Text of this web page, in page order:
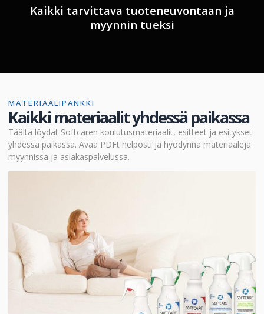
Kaikki tarvittava tuoteneuvontaan ja
myynnin tueksi
MATERIAALIPANKKI
Kaikki materiaalit yhdessä paikassa
Täältä löydät Softcaren koulutusmateriaalit, esitteet ja esitykset
yhdessä paikassa. Avaa PDFt helposti ja hyödynnä materiaaleja
myynnissä ja asiakaspalvelussa.